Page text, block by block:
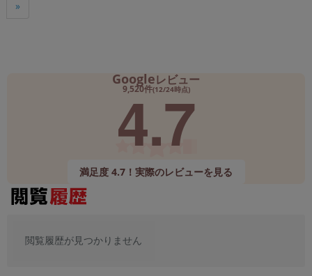
»
Googleレビュー
9,520件(12/24時点)
4.7
満足度 4.7！実際のレビューを見る
閲覧履歴が見つかりません